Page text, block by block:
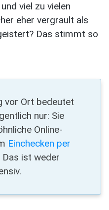
viel zu vielen
eher vergrault als
Das stimmt so
vor Ort bedeutet
nur: Sie
Online-
Einchecken per
Das ist weder